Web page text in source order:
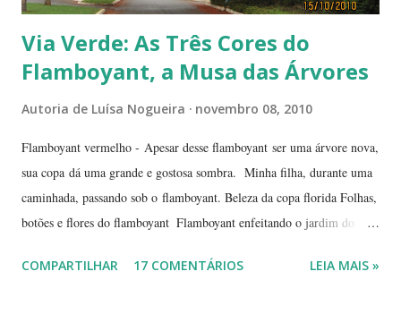
Via Verde: As Três Cores do
Flamboyant, a Musa das Árvores
Autoria de Luísa Nogueira novembro 08, 2010
Flamboyant vermelho - Apesar desse flamboyant ser uma árvore nova,
sua copa dá uma grande e gostosa sombra. Minha filha, durante uma
caminhada, passando sob o flamboyant. Beleza da copa florida Folhas,
botões e flores do flamboyant Flamboyant enfeitando o jardim do
fachada do TJ. Flores e galhos retorcidos do flamboyant. Flores do
COMPARTILHAR 17 COMENTÁRIOS LEIA MAIS »